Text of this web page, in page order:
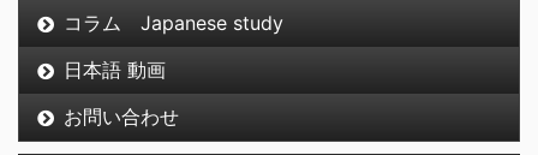
コラム Japanese study
日本語 動画
お問い合わせ